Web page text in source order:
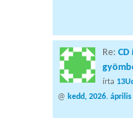
Re: CD
írta
@ kedd, 2026.